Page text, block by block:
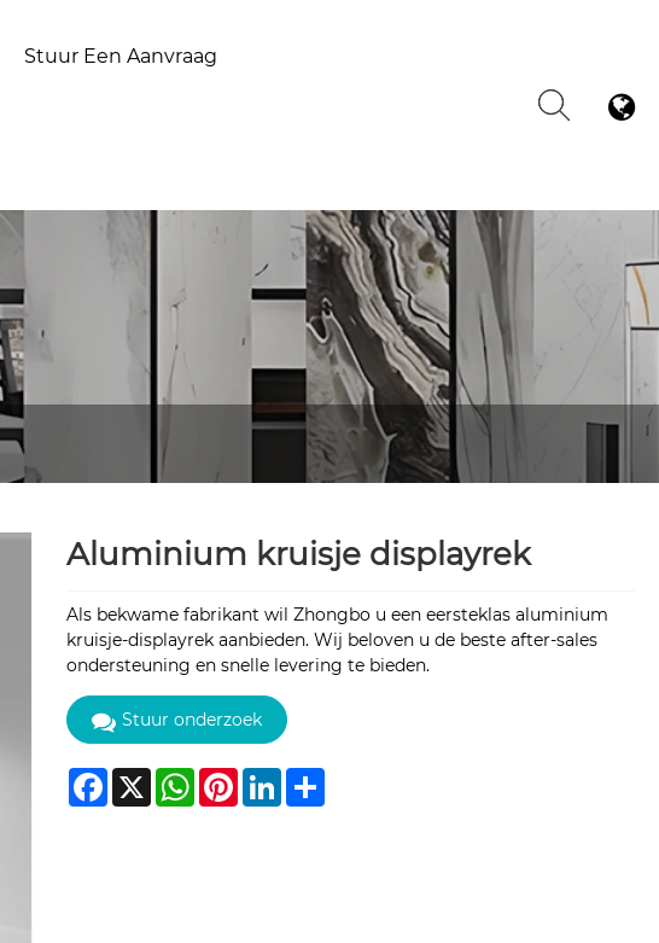
Stuur Een Aanvraag
Aluminium kruisje displayrek
Als bekwame fabrikant wil Zhongbo u een eersteklas aluminium
kruisje-displayrek aanbieden. Wij beloven u de beste after-sales
ondersteuning en snelle levering te bieden.
Stuur onderzoek
Facebook
X WhatsApp
PinterestLinkedInShare